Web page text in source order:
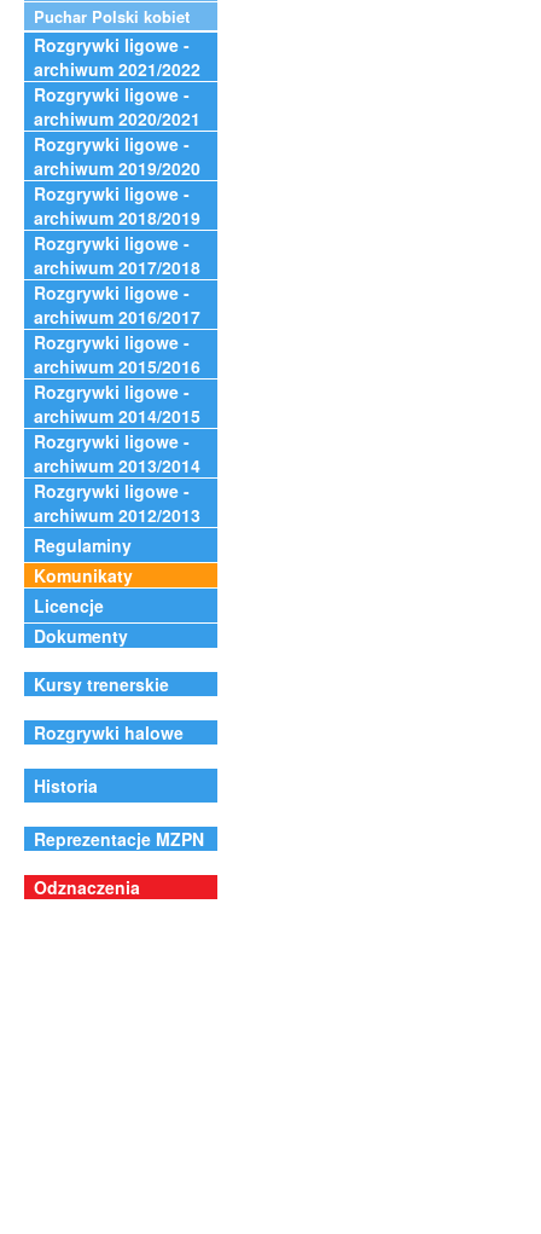
Puchar Polski kobiet
Rozgrywki ligowe -
archiwum 2021/2022
Rozgrywki ligowe -
archiwum 2020/2021
Rozgrywki ligowe -
archiwum 2019/2020
Rozgrywki ligowe -
archiwum 2018/2019
Rozgrywki ligowe -
archiwum 2017/2018
Rozgrywki ligowe -
archiwum 2016/2017
Rozgrywki ligowe -
archiwum 2015/2016
Rozgrywki ligowe -
archiwum 2014/2015
Rozgrywki ligowe -
archiwum 2013/2014
Rozgrywki ligowe -
archiwum 2012/2013
Regulaminy
Komunikaty
Licencje
Dokumenty
Kursy trenerskie
Rozgrywki halowe
Historia
Reprezentacje MZPN
Odznaczenia